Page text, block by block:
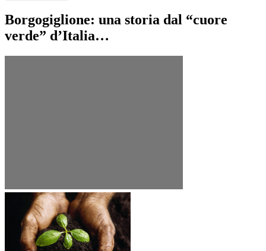
Borgogiglione: una storia dal “cuore
verde” d’Italia…